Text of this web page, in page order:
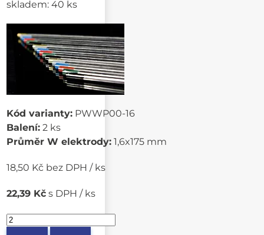
skladem: 40 ks
Kód varianty: PWWP00-16
Balení: 2 ks
Průměr W elektrody: 1,6x175 mm
18,50 Kč bez DPH / ks
22,39 Kč s DPH / ks